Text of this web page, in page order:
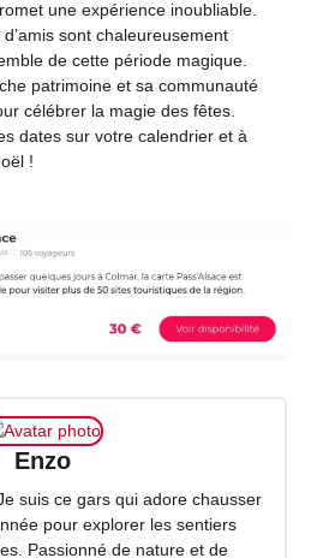
une expérience inoubliable.
sont chaleureusement
de cette période magique.
patrimoine et sa communauté
célébrer la magie des fêtes.
dates sur votre calendrier et à
!
Enzo
suis ce gars qui adore chausser
pour explorer les sentiers
Passionné de nature et de